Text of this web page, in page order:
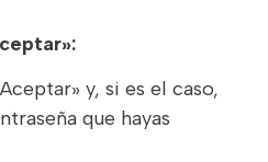
y, si es el caso,
que hayas